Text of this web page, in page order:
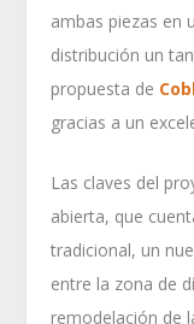
ambas piezas en
distribución un
propuesta de
gracias a un
Las claves del
abierta, que
tradicional, un
entre la zona de
remodelación de